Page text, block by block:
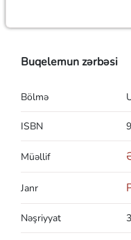
Buqelemun zərbəsi
Bölmə
ISBN
Müəllif
Janr
Nəşriyyat